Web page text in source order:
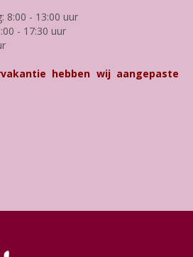
8:00 - 13:00 uur
- 17:30 uur
hebben wij aangepaste